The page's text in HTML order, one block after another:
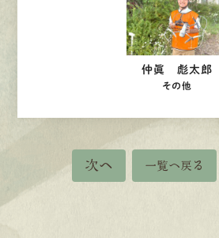
仲眞 彪太郎
その他
次へ 一覧へ戻る